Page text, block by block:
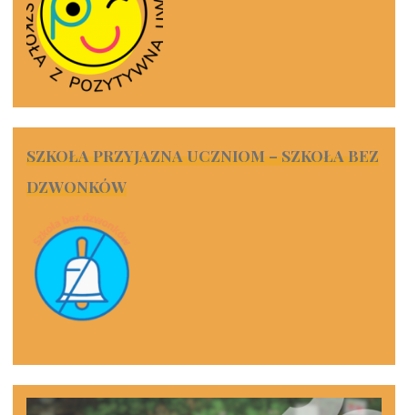
SZKOŁA PRZYJAZNA UCZNIOM – SZKOŁA BEZ
DZWONKÓW